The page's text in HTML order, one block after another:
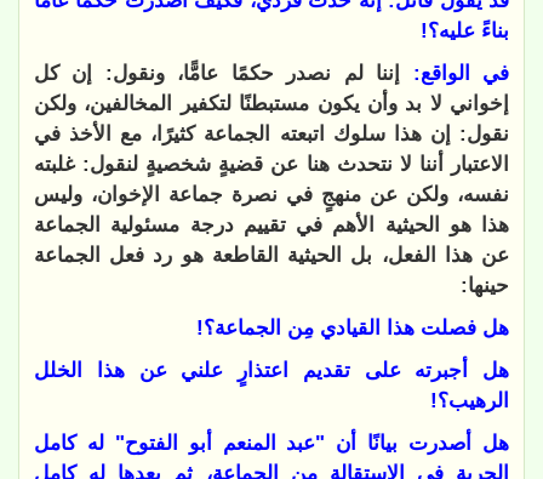
بناءً عليه؟!
في الواقع:
إننا لم نصدر حكمًا عامًّا، ونقول: إن كل
إخواني لا بد وأن يكون مستبطنًا لتكفير المخالفين، ولكن
نقول: إن هذا سلوك اتبعته الجماعة كثيرًا، مع الأخذ في
الاعتبار أننا لا نتحدث هنا عن قضيةٍ شخصيةٍ لنقول: غلبته
نفسه، ولكن عن منهجٍ في نصرة جماعة الإخوان، وليس
هذا هو الحيثية الأهم في تقييم درجة مسئولية الجماعة
عن هذا الفعل، بل الحيثية القاطعة هو رد فعل الجماعة
حينها:
هل فصلت هذا القيادي مِن الجماعة؟!
هل أجبرته على تقديم اعتذارٍ علني عن هذا الخلل
الرهيب؟!
هل أصدرت بيانًا أن "عبد المنعم أبو الفتوح" له كامل
الحرية في الاستقالة مِن الجماعة، ثم بعدها له كامل